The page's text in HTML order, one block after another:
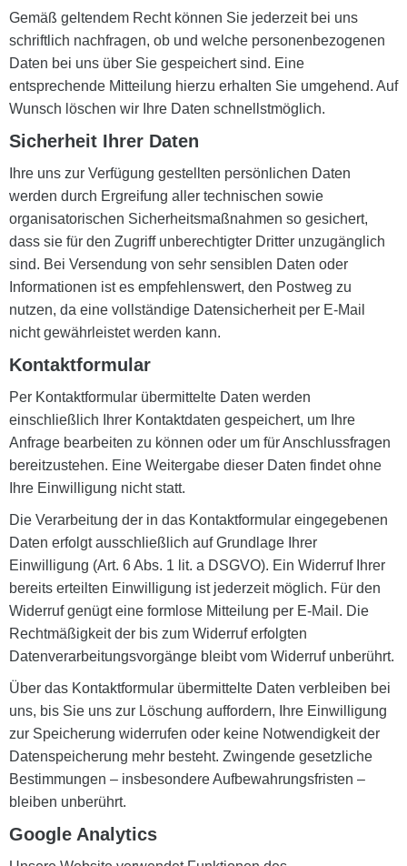
Gemäß geltendem Recht können Sie jederzeit bei uns
schriftlich nachfragen, ob und welche personenbezogenen
Daten bei uns über Sie gespeichert sind. Eine
entsprechende Mitteilung hierzu erhalten Sie umgehend. Auf
Wunsch löschen wir Ihre Daten schnellstmöglich.
Sicherheit Ihrer Daten
Ihre uns zur Verfügung gestellten persönlichen Daten
werden durch Ergreifung aller technischen sowie
organisatorischen Sicherheitsmaßnahmen so gesichert,
dass sie für den Zugriff unberechtigter Dritter unzugänglich
sind. Bei Versendung von sehr sensiblen Daten oder
Informationen ist es empfehlenswert, den Postweg zu
nutzen, da eine vollständige Datensicherheit per E-Mail
nicht gewährleistet werden kann.
Kontaktformular
Per Kontaktformular übermittelte Daten werden
einschließlich Ihrer Kontaktdaten gespeichert, um Ihre
Anfrage bearbeiten zu können oder um für Anschlussfragen
bereitzustehen. Eine Weitergabe dieser Daten findet ohne
Ihre Einwilligung nicht statt.
Die Verarbeitung der in das Kontaktformular eingegebenen
Daten erfolgt ausschließlich auf Grundlage Ihrer
Einwilligung (Art. 6 Abs. 1 lit. a DSGVO). Ein Widerruf Ihrer
bereits erteilten Einwilligung ist jederzeit möglich. Für den
Widerruf genügt eine formlose Mitteilung per E-Mail. Die
Rechtmäßigkeit der bis zum Widerruf erfolgten
Datenverarbeitungsvorgänge bleibt vom Widerruf unberührt.
Über das Kontaktformular übermittelte Daten verbleiben bei
uns, bis Sie uns zur Löschung auffordern, Ihre Einwilligung
zur Speicherung widerrufen oder keine Notwendigkeit der
Datenspeicherung mehr besteht. Zwingende gesetzliche
Bestimmungen – insbesondere Aufbewahrungsfristen –
bleiben unberührt.
Google Analytics